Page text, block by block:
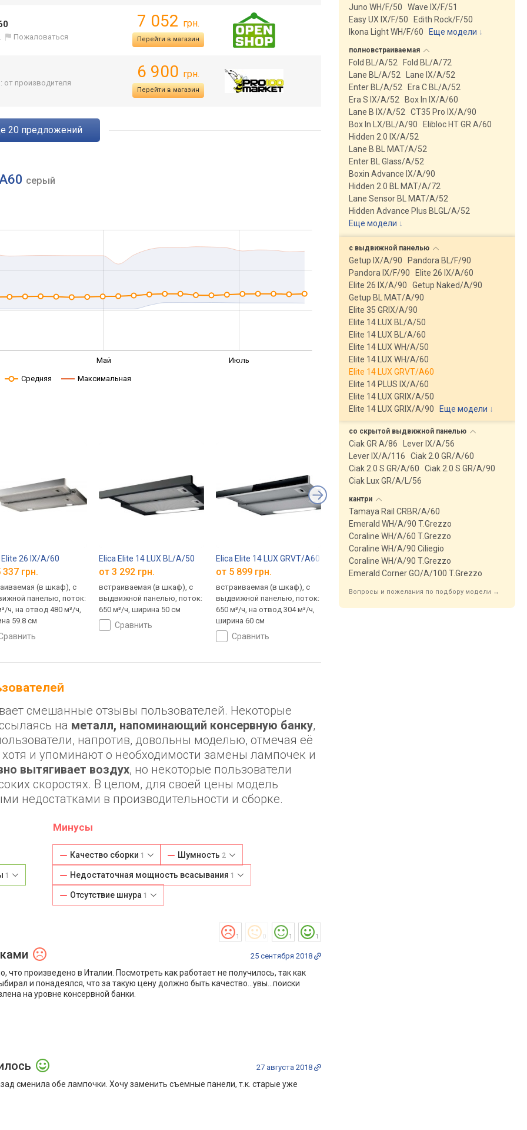
Пожаловаться
7 052 грн.
Перейти в магазин
от производителя
6 900 грн.
Перейти в магазин
20предложений
серый
Май Июль
Средняя Максимальная
Elite 26 IX/A/60
337 грн.
(в шкаф), с
панелью, поток:
ч, на отвод 480 м³/ч,
59.8 см
сравнить
Elica Elite 14 LUX BL/A/50
от 3 292 грн.
встраиваемая (в шкаф), с
выдвижной панелью, поток:
650 м³/ч, ширина 50 см
сравнить
Elica Elite 14 LUX GRVT/A60
от 5 899 грн.
встраиваемая (в шкаф), с
выдвижной панелью, поток:
650 м³/ч, на отвод 304 м³/ч,
ширина 60 см
сравнить
Elica Elite 14 LUX WH/A/60
от 3 420 грн.
встраиваемая (в шкаф), с
650 м³/ч, на отвод 304 м³/ч,
Elica Elite 35 GRIX/
от 21 870 грн.
встраиваемая (в
1200 м³/ч, ширина
смешанные отзывы пользователей. Некоторые
на металл, напоминающий консервную банку,
напротив, довольны моделью, отмечая её
хотя и упоминают о необходимости замены лампочек и
вытягивает воздух, но некоторые пользователи
скоростях. В целом, для своей цены модель
недостатками в производительности и сборке.
1
Минусы
Качество сборки 1 Шумность 2
Недостаточная мощность всасывания 1
Отсутствие шнура 1
1 0 1 1
25 сентября 2018
что произведено в Италии. Посмотреть как работает не получилось, так как
и понадеялся, что за такую цену должно быть качество...увы...поиски
на уровне консервной банки.
27 августа 2018
сменила обе лампочки. Хочу заменить съемные панели, т.к. старые уже
Juno WH/F/50
Wave IX/F/51
Easy UX IX/F/50
Edith Rock/F/50
Ikona Light WH/F/60
Еще модели ↓
полновстраиваемая
Fold BL/A/52
Fold BL/A/72
Lane BL/A/52
Lane IX/A/52
Enter BL/A/52
Era C BL/A/52
Era S IX/A/52
Box In IX/A/60
Lane B IX/A/52
CT35 Pro IX/A/90
Box In LX/BL/A/90
Elibloc HT GR A/60
Hidden 2.0 IX/A/52
Lane B BL MAT/A/52
Enter BL Glass/A/52
Boxin Advance IX/A/90
Hidden 2.0 BL MAT/A/72
Lane Sensor BL MAT/A/52
Hidden Advance Plus BLGL/A/52
Еще модели ↓
с выдвижной панелью
Getup IX/A/90
Pandora BL/F/90
Pandora IX/F/90
Elite 26 IX/A/60
Elite 26 IX/A/90
Getup Naked/A/90
Getup BL MAT/A/90
Elite 35 GRIX/A/90
Elite 14 LUX BL/A/50
Elite 14 LUX BL/A/60
Elite 14 LUX WH/A/50
Elite 14 LUX WH/A/60
Elite 14 LUX GRVT/A60
Elite 14 PLUS IX/A/60
Elite 14 LUX GRIX/A/50
Elite 14 LUX GRIX/A/90
Еще модели ↓
со скрытой выдвижной панелью
Ciak GR A/86
Lever IX/A/56
Lever IX/A/116
Ciak 2.0 GR/A/60
Ciak 2.0 S GR/A/60
Ciak 2.0 S GR/A/90
Ciak Lux GR/A/L/56
кантри
Tamaya Rail CRBR/A/60
Emerald WH/A/90 T.Grezzo
Coraline WH/A/60 T.Grezzo
Coraline WH/A/90 Ciliegio
Coraline WH/A/90 T.Grezzo
Emerald Corner GO/A/100 T.Grezzo
Вопросы и пожелания по подбору модели →